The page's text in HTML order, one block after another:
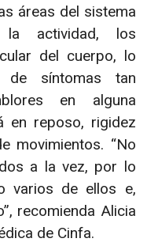
áreas del sistema
la actividad, los
del cuerpo, lo
síntomas tan
en alguna
en reposo, rigidez
movimientos. “No
a la vez, por lo
varios de ellos e,
recomienda Alicia
de Cinfa.